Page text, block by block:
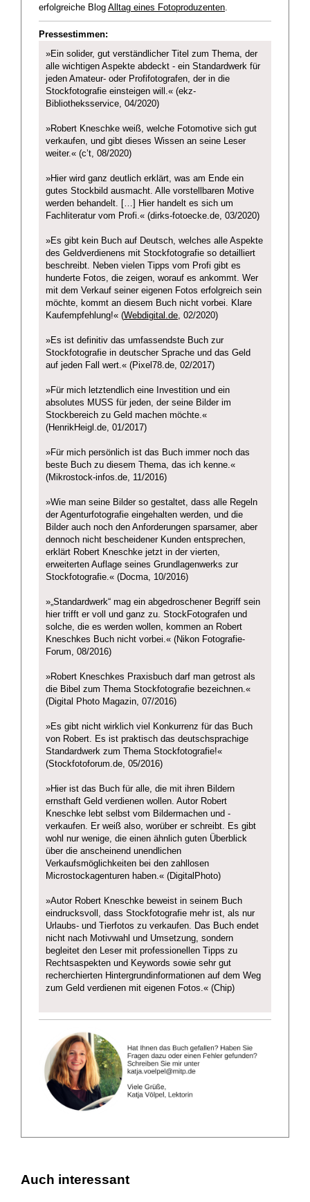
erfolgreiche Blog Alltag eines Fotoproduzenten.
Pressestimmen:
»Ein solider, gut verständlicher Titel zum Thema, der
alle wichtigen Aspekte abdeckt - ein Standardwerk für
jeden Amateur- oder Profifotografen, der in die
Stockfotografie einsteigen will.« (ekz-
Bibliotheksservice, 04/2020)
»Robert Kneschke weiß, welche Fotomotive sich gut
verkaufen, und gibt dieses Wissen an seine Leser
weiter.« (c’t, 08/2020)
»Hier wird ganz deutlich erklärt, was am Ende ein
gutes Stockbild ausmacht. Alle vorstellbaren Motive
werden behandelt. […] Hier handelt es sich um
Fachliteratur vom Profi.« (dirks-fotoecke.de, 03/2020)
»Es gibt kein Buch auf Deutsch, welches alle Aspekte
des Geldverdienens mit Stockfotografie so detailliert
beschreibt. Neben vielen Tipps vom Profi gibt es
hunderte Fotos, die zeigen, worauf es ankommt. Wer
mit dem Verkauf seiner eigenen Fotos erfolgreich sein
möchte, kommt an diesem Buch nicht vorbei. Klare
Kaufempfehlung!« (Webdigital.de, 02/2020)
»Es ist definitiv das umfassendste Buch zur
Stockfotografie in deutscher Sprache und das Geld
auf jeden Fall wert.« (Pixel78.de, 02/2017)
»Für mich letztendlich eine Investition und ein
absolutes MUSS für jeden, der seine Bilder im
Stockbereich zu Geld machen möchte.«
(HenrikHeigl.de, 01/2017)
»Für mich persönlich ist das Buch immer noch das
beste Buch zu diesem Thema, das ich kenne.«
(Mikrostock-infos.de, 11/2016)
»Wie man seine Bilder so gestaltet, dass alle Regeln
der Agenturfotografie eingehalten werden, und die
Bilder auch noch den Anforderungen sparsamer, aber
dennoch nicht bescheidener Kunden entsprechen,
erklärt Robert Kneschke jetzt in der vierten,
erweiterten Auflage seines Grundlagenwerks zur
Stockfotografie.« (Docma, 10/2016)
»„Standardwerk“ mag ein abgedroschener Begriff sein
hier trifft er voll und ganz zu. StockFotografen und
solche, die es werden wollen, kommen an Robert
Kneschkes Buch nicht vorbei.« (Nikon Fotografie-
Forum, 08/2016)
»Robert Kneschkes Praxisbuch darf man getrost als
die Bibel zum Thema Stockfotografie bezeichnen.«
(Digital Photo Magazin, 07/2016)
»Es gibt nicht wirklich viel Konkurrenz für das Buch
von Robert. Es ist praktisch das deutschsprachige
Standardwerk zum Thema Stockfotografie!«
(Stockfotoforum.de, 05/2016)
»Hier ist das Buch für alle, die mit ihren Bildern
ernsthaft Geld verdienen wollen. Autor Robert
Kneschke lebt selbst vom Bildermachen und -
verkaufen. Er weiß also, worüber er schreibt. Es gibt
wohl nur wenige, die einen ähnlich guten Überblick
über die anscheinend unendlichen
Verkaufsmöglichkeiten bei den zahllosen
Microstockagenturen haben.« (DigitalPhoto)
»Autor Robert Kneschke beweist in seinem Buch
eindrucksvoll, dass Stockfotografie mehr ist, als nur
Urlaubs- und Tierfotos zu verkaufen. Das Buch endet
nicht nach Motivwahl und Umsetzung, sondern
begleitet den Leser mit professionellen Tipps zu
Rechtsaspekten und Keywords sowie sehr gut
recherchierten Hintergrundinformationen auf dem Weg
zum Geld verdienen mit eigenen Fotos.« (Chip)
Auch interessant